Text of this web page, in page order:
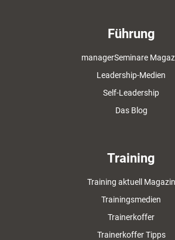
Führung
managerSeminare
Leadership-Medien
Self-Leadership
Das Blog
Training
Training aktuell Magazin
Trainingsmedien
Trainerkoffer
Trainerkoffer Tipps